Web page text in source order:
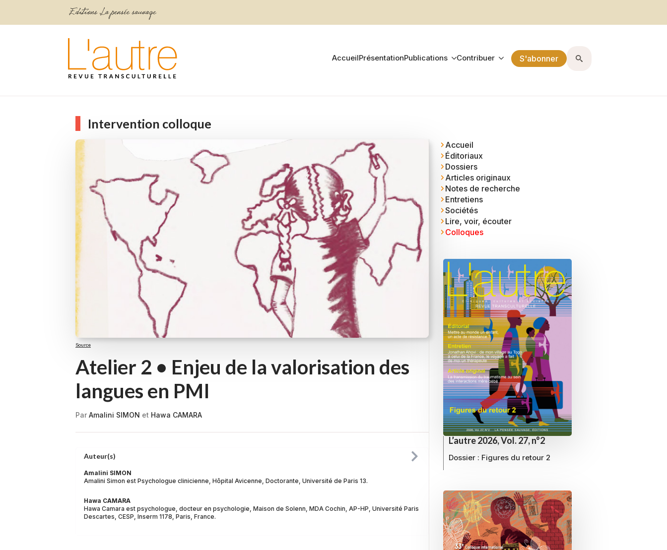
AccueilPrésentationPublications Contribuer S'abonner
Intervention colloque
Source
Atelier 2 • Enjeu de la valorisation des
langues en PMI
Par Amalini SIMON et Hawa CAMARA
Auteur(s)
Amalini SIMON
Amalini Simon est Psychologue clinicienne, Hôpital Avicenne, Doctorante, Université de Paris 13.
Hawa CAMARA
Hawa Camara est psychologue, docteur en psychologie, Maison de Solenn, MDA Cochin, AP-HP, Université Paris
Descartes, CESP, Inserm 1178, Paris, France.
Accueil
Éditoriaux
Dossiers
Articles originaux
Notes de recherche
Entretiens
Sociétés
Lire, voir, écouter
Colloques
L’autre 2026, Vol. 27, n°2
Dossier : Figures du retour 2